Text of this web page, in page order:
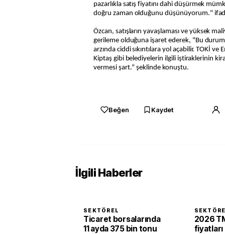
pazarlıkla satış fiyatını dahi düşürmek
doğru zaman olduğunu düşünüyorum."
Özcan, satışların yavaşlaması ve yüksek
gerileme olduğuna işaret ederek, "Bu
arzında ciddi sıkıntılara yol açabilir. TOKİ ve
Kiptaş gibi belediyelerin ilgili iştiraklerinin
vermesi şart." şeklinde konuştu.
Beğen Kaydet
İlgili Haberler
SEKTÖREL
Ticaret borsalarında
11 ayda 375 bin tonu
2026
fiyatları